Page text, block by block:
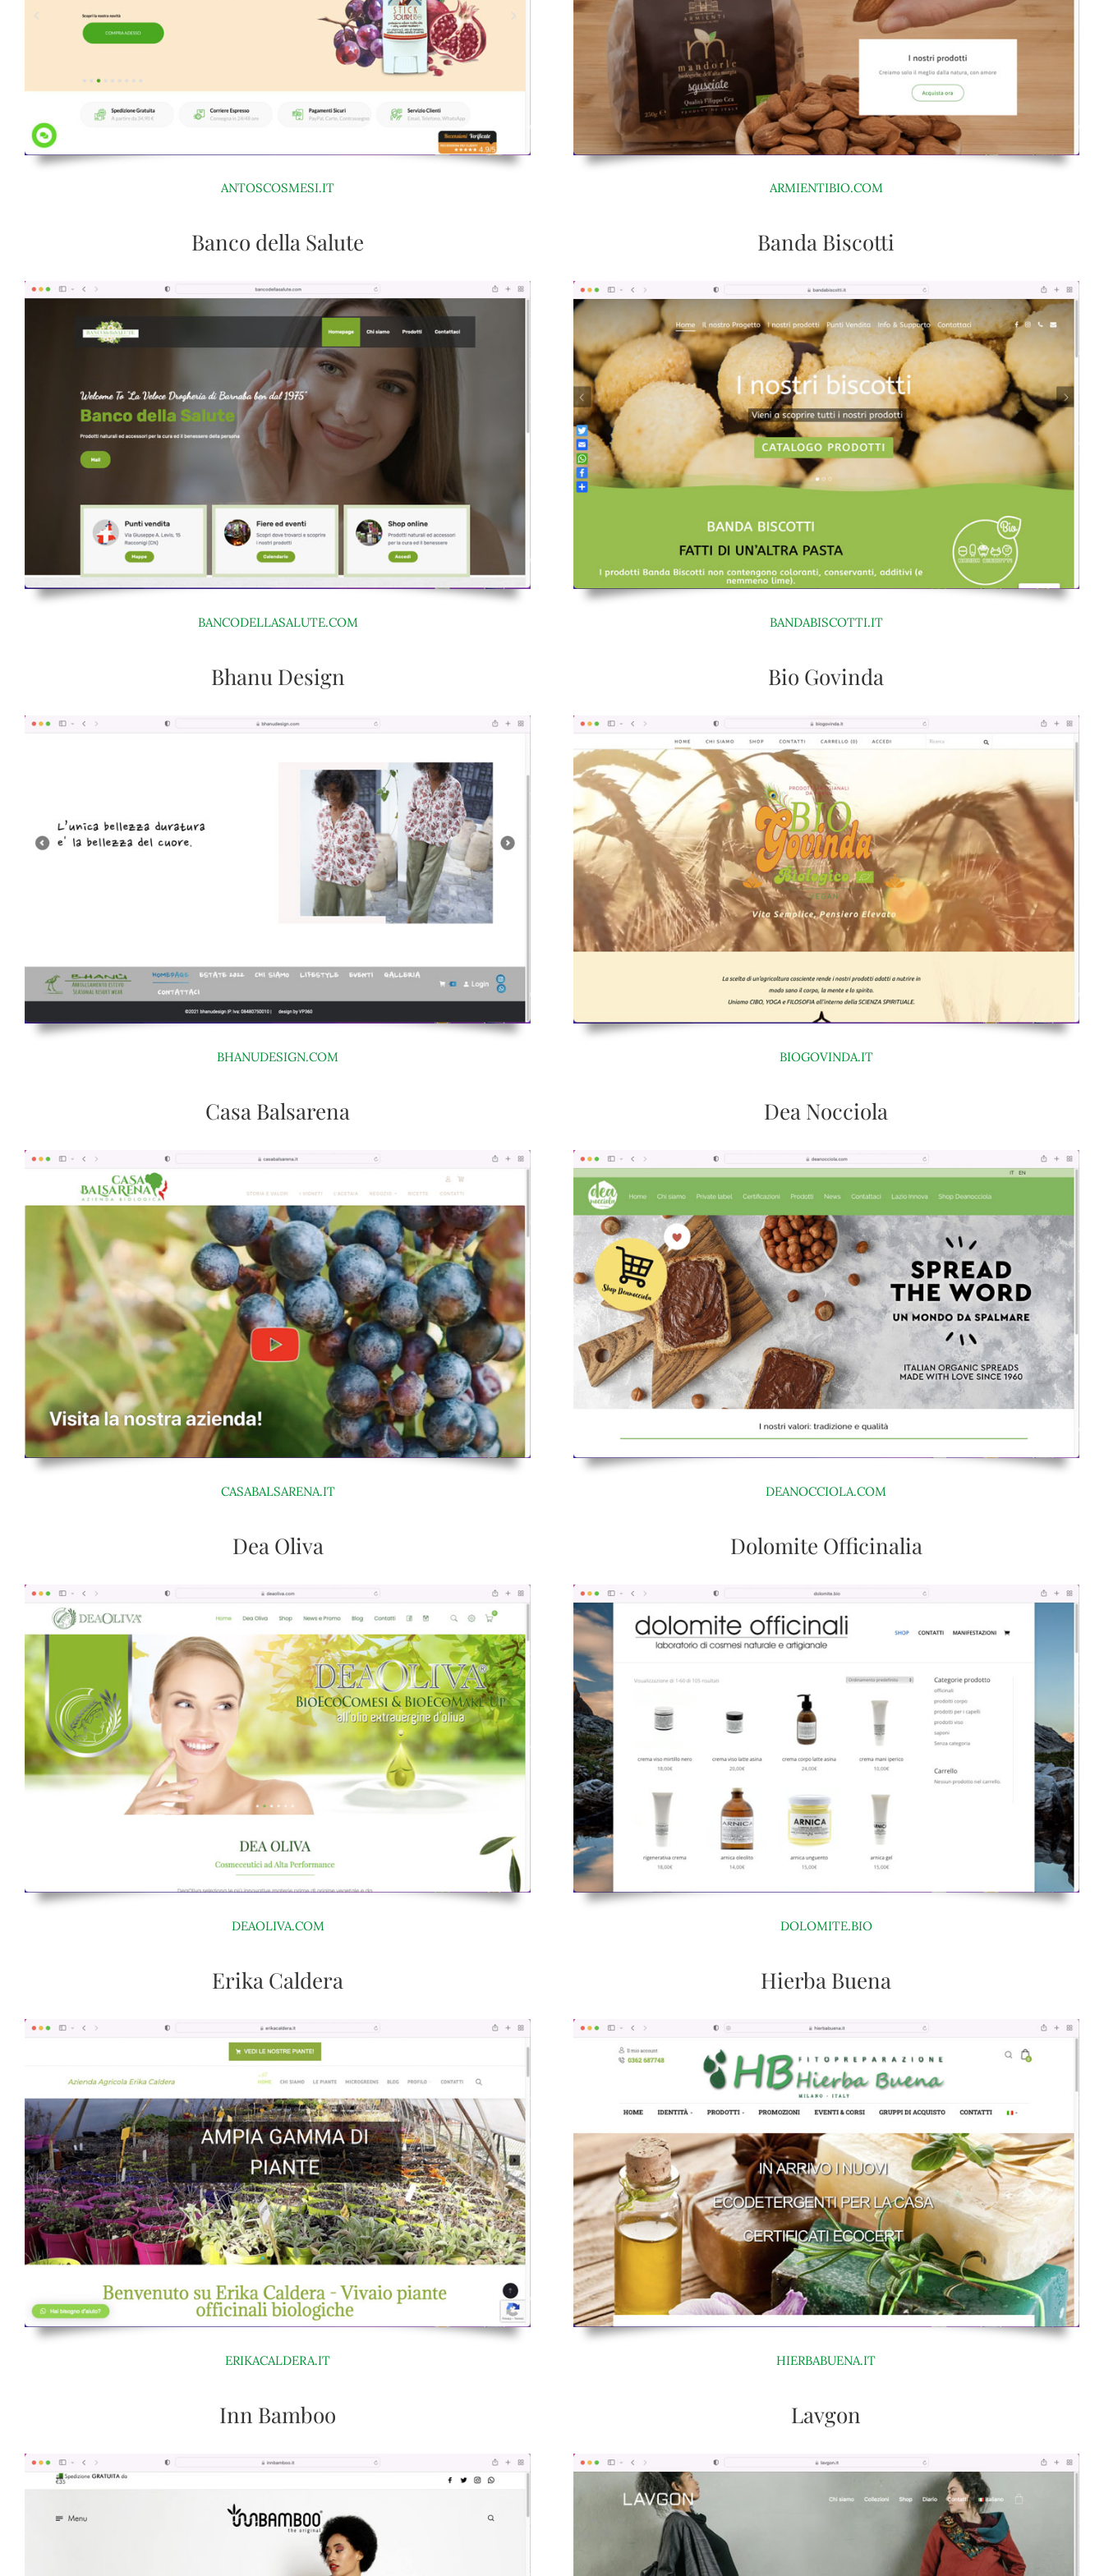
ANTOSCOSMESI.IT ARMIENTIBIO.COM
Banco della Salute
BANCODELLASALUTE.COM
Banda Biscotti
BANDABISCOTTI.IT
Bhanu Design
BHANUDESIGN.COM
Bio Govinda
BIOGOVINDA.IT
Casa Balsarena
CASABALSARENA.IT
Dea Nocciola
DEANOCCIOLA.COM
Dea Oliva
DEAOLIVA.COM
Dolomite Officinalia
DOLOMITE.BIO
Erika Caldera
ERIKACALDERA.IT
Hierba Buena
HIERBABUENA.IT
Inn Bamboo Lavgon